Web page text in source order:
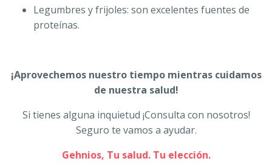
Legumbres y frijoles: son excelentes fuentes de
proteínas.
¡Aprovechemos nuestro tiempo mientras cuidamos
de nuestra salud!
Si tienes alguna inquietud ¡Consulta con nosotros!
Seguro te vamos a ayudar.
Gehnios, Tu salud. Tu elección.